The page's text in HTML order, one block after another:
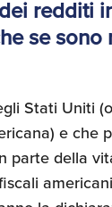
delle
Ristoranti
Uniti
redditi
se sono
Stati Uniti
e che
parte della